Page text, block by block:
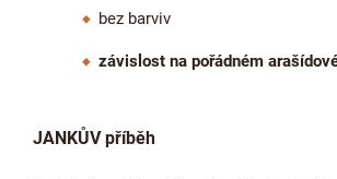
bez barviv
závislost na pořádném
JANKŮV příběh